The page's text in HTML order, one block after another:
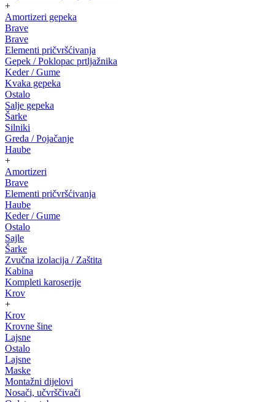
+
Amortizeri gepeka
Brave
Brave
Elementi pričvršćivanja
Gepek / Poklopac prtljažnika
Keder / Gume
Kvaka gepeka
Ostalo
Salje gepeka
Šarke
Silniki
Greda / Pojačanje
Haube
+
Amortizeri
Brave
Elementi pričvršćivanja
Haube
Keder / Gume
Ostalo
Sajle
Šarke
Zvučna izolacija / Zaštita
Kabina
Kompleti karoserije
Krov
+
Krov
Krovne šine
Lajsne
Ostalo
Lajsne
Maske
Montažni dijelovi
Nosači, učvrščivači